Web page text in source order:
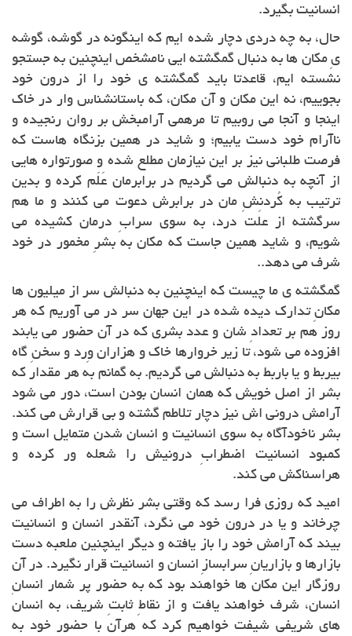
انسانیت بگیرد.
حال، به چه دردی دچار شده ایم که اینگونه در گوشه، گوشه
یِ مکان ها به دنبال گمگشته ایی نامشخص اینچنین به جستجو
نشسته ایم، قاعدتا باید گمگشته ی خود را از درون خود
بجوییم، نه این مکان و آن مکان، که باستانشناس وار در خاک
اینجا و آنجا می روبیم تا مرهمی آرامبخش بر روان رنجیده و
ناآرام خود دست یابیم؛ و شاید در همین بزنگاه هاست که
فرصت طلبانی نیز بر این نیازمان مطلع شده و صورتواره هایی
از آنچه به دنبالش می گردیم در برابرمان عَلَم کرده و بدین
ترتیب به کُردنِشِ مان در برابرش دعوت می کنند و ما هم
سرگشته از علت درد، به سوی سرابِ درمان کشیده می
شویم، و شاید همین جاست که مکان به بشرِ مخمور در خود
شرف می دهد..
گمگشته ی ما چیست که اینچنین به دنبالش سر از میلیون ها
مکانِ تدارک دیده شده در این جهان سر در می آوریم که هر
روز هم بر تعدادِ شان و عدد بشری که در آن حضور می یابند
افزوده می شود، تا زیر خروارها خاک و هزاران وِرد و سخنِ گاه
بیربط و یا باربط به دنبالش می گردیم. به گمانم به هر مقدار که
بشر از اصل خویش که همان انسان بودن است، دور می شود
آرامش درونی اش نیز دچار تلاطم گشته و بی قرارش می کند.
بشر ناخودآگاه به سوی انسانیت و انسان شدن متمایل است و
کمبود انسانیت اضطرابِ درونیش را شعله ور کرده و
هراسناکش می کند.
امید که روزی فرا رسد که وقتی بشر نظرش را به اطراف می
چرخاند و یا در درون خود می نگرد، آنقدر انسان و انسانیت
بیند که آرامش خود را باز یافته و دیگر اینچنین ملعبه دست
بازارها و بازاریانِ سرابسازِ انسان و انسانیت قرار نگیرد. در آن
روزگار این مکان ها خواهند بود که به حضور پر شمار انسانِ
انسان، شرف خواهند یافت و از نقاطِ ثابتِ شریف، به انسان
های شریفی شیفت خواهیم کرد که هرآن با حضور خود به